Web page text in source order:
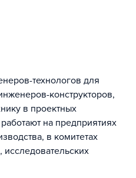
технологов для
конструкторов,
в проектных
на предприятиях
в комитетах